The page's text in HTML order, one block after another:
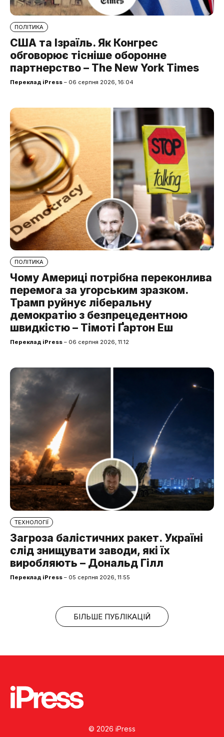
ПОЛІТИКА
США та Ізраїль. Як Конгрес
обговорює тісніше оборонне
партнерство – The New York Times
Переклад iPress – 06 серпня 2026, 16:04
ПОЛІТИКА
Чому Америці потрібна переконлива
перемога за угорським зразком.
Трамп руйнує ліберальну
демократію з безпрецедентною
швидкістю – Тімоті Ґартон Еш
Переклад iPress – 06 серпня 2026, 11:12
ТЕХНОЛОГІЇ
Загроза балістичних ракет. Україні
слід знищувати заводи, які їх
виробляють – Дональд Гілл
Переклад iPress – 05 серпня 2026, 11:55
БІЛЬШЕ ПУБЛІКАЦІЙ
© 2026 iPress